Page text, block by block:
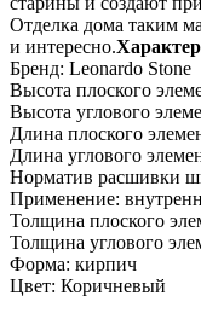
Отделка дома таким
и интересно.
Бренд: Leonardo Stone
Высота плоского
Высота углового
Длина плоского
Длина углового
Норматив расшивки
Применение:
Толщина плоского
Толщина углового
Форма: кирпич
Цвет: Коричневый